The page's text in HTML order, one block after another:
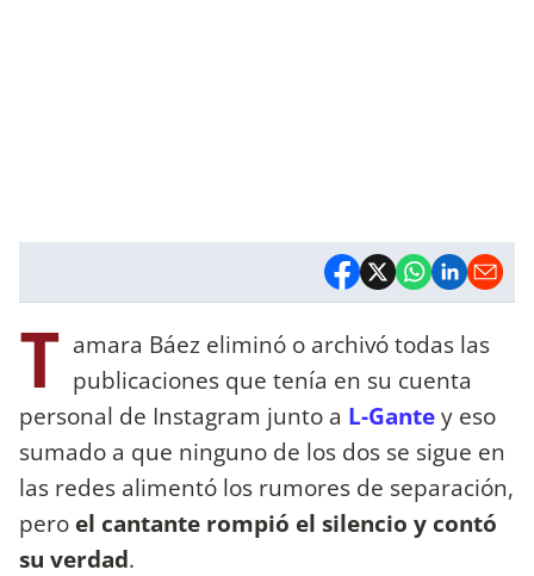
T amara Báez eliminó o archivó todas las
publicaciones que tenía en su cuenta
personal de Instagram junto a L-Gantey eso
sumado a que ninguno de los dos se sigue en
las redes alimentó los rumores de separación,
pero el cantante rompió el silencio y contó
su verdad.